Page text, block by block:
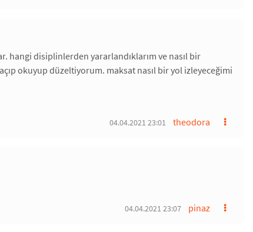
hangi disiplinlerden yararlandıklarım ve nasıl bir
okuyup düzeltiyorum. maksat nasıl bir yol izleyeceğimi
theodora
04.04.2021 23:01
pinaz
04.04.2021 23:07